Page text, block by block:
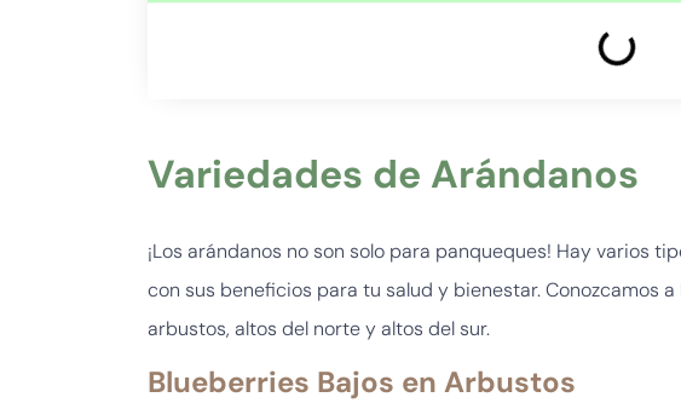
Variedades de Arándanos
¡Los arándanos no son solo para panqueques! Hay varios
con sus beneficios para tu salud y bienestar. Conozcamos
arbustos, altos del norte y altos del sur.
Blueberries Bajos en Arbustos